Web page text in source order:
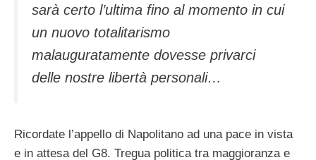
sarà certo l’ultima fino al momento in cui
un nuovo totalitarismo
malauguratamente dovesse privarci
delle nostre libertà personali…
Ricordate l’appello di Napolitano ad una pace in vista
e in attesa del G8. Tregua politica tra maggioranza e